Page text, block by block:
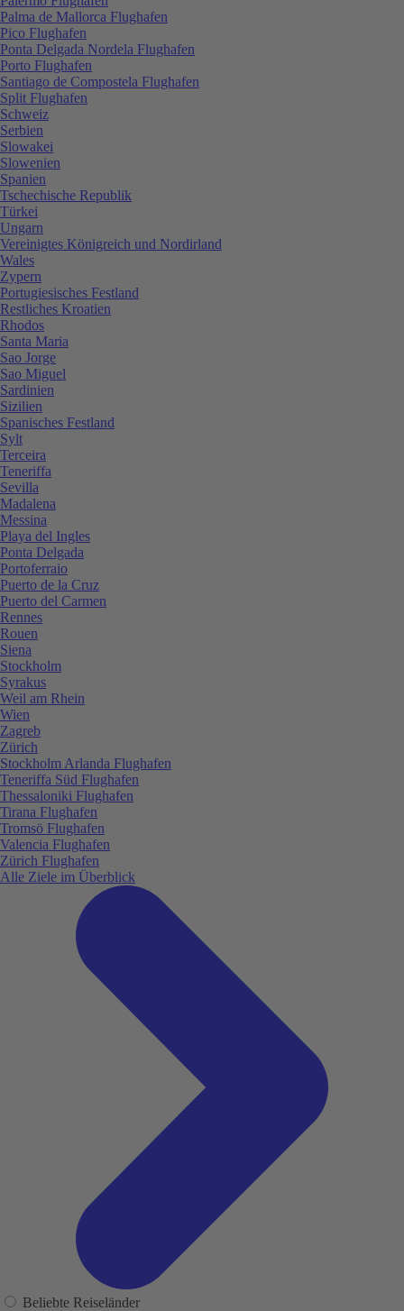
Palma de Mallorca Flughafen
Pico Flughafen
Ponta Delgada Nordela Flughafen
Porto Flughafen
Santiago de Compostela Flughafen
Split Flughafen
Schweiz
Serbien
Slowakei
Slowenien
Spanien
Tschechische Republik
Türkei
Ungarn
Vereinigtes Königreich und Nordirland
Wales
Zypern
Portugiesisches Festland
Restliches Kroatien
Rhodos
Santa Maria
Sao Jorge
Sao Miguel
Sardinien
Sizilien
Spanisches Festland
Sylt
Terceira
Teneriffa
Sevilla
Madalena
Messina
Playa del Ingles
Ponta Delgada
Portoferraio
Puerto de la Cruz
Puerto del Carmen
Rennes
Rouen
Siena
Stockholm
Syrakus
Weil am Rhein
Wien
Zagreb
Zürich
Stockholm Arlanda Flughafen
Teneriffa Süd Flughafen
Thessaloniki Flughafen
Tirana Flughafen
Tromsö Flughafen
Valencia Flughafen
Zürich Flughafen
Alle Ziele im Überblick
Beliebte Reiseländer